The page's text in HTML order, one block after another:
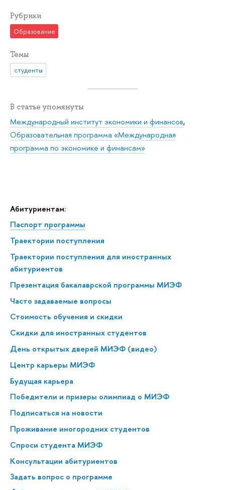
Абитуриентам:
Паспорт программы
Траектории поступления
Траектории поступления для иностранных
абитуриентов
Презентация бакалаврской программы МИЭФ
Часто задаваемые вопросы
Стоимость обучения и скидки
Скидки для иностранных студентов
День открытых дверей МИЭФ (видео)
Центр карьеры МИЭФ
Будущая карьера
Победители и призеры олимпиад о МИЭФ
Подписаться на новости
Проживание иногородних студентов
Спроси студента МИЭФ
Консультации абитуриентов
Задать вопрос о программе
Рубрики
Образование
Темы
студенты
В статье упомянуты
Международный институт экономики и финансов,
Образовательная программа «Международная
программа по экономике и финансам»